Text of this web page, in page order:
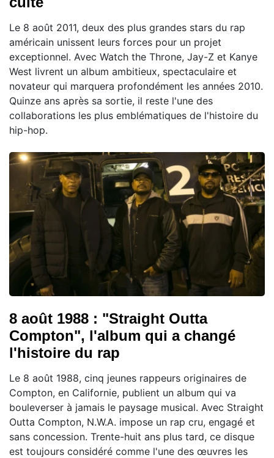
Le 8 août 2011, deux des plus grandes stars du rap
américain unissent leurs forces pour un projet
exceptionnel. Avec Watch the Throne, Jay-Z et Kanye
West livrent un album ambitieux, spectaculaire et
novateur qui marquera profondément les années 2010.
Quinze ans après sa sortie, il reste l'une des
collaborations les plus emblématiques de l'histoire du
hip-hop.
8 août 1988 : "Straight Outta
Compton", l'album qui a changé
l'histoire du rap
Le 8 août 1988, cinq jeunes rappeurs originaires de
Compton, en Californie, publient un album qui va
bouleverser à jamais le paysage musical. Avec Straight
Outta Compton, N.W.A. impose un rap cru, engagé et
sans concession. Trente-huit ans plus tard, ce disque
est toujours considéré comme l'une des œuvres les